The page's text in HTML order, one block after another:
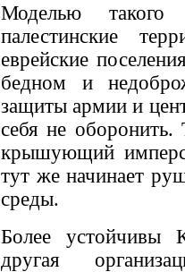
Моделью такого
палестинские
еврейские
бедном и
защиты армии и
себя не оборонить.
крышующий
тут же начинает
среды.
Более устойчивы
другая